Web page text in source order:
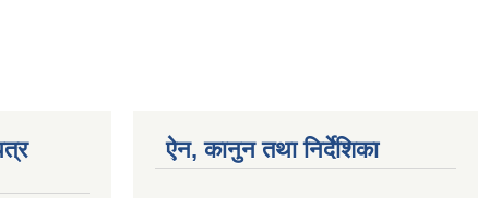
ऐन, कानुन तथा निर्देशिका